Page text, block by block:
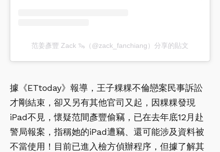
范姜彥豐 Zack 🦦（@zack_fanchiang）分享的貼文
據《ETtoday》報導，王子粿粿不倫戀案民事訴訟
才剛結束，卻又另有其他官司又起，因粿粿發現
iPad不見，懷疑范間彥豐偷竊，已在去年底12月赴
警局報案，指稱她的iPad遭竊、還可能涉及資料被
不當使用！目前已進入檢方偵辦程序，但據了解其